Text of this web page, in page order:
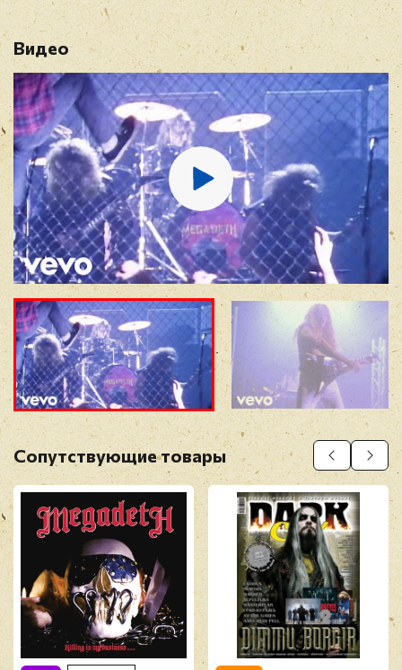
Имя*
E-mail*
Отзыв*
Прикрепить фото
Оставить отзыв
Перед публикацией отзывы проходят
модерацию
Видео
Сопутствующие товары